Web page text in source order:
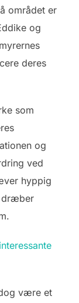
området er
og
deres
som
og
ved
hyppig
dræber
være et